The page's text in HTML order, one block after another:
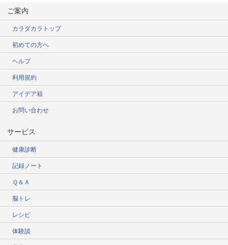
ご案内
カラダカラトップ
初めての方へ
ヘルプ
利用規約
アイデア箱
お問い合わせ
サービス
健康診断
記録ノート
Ｑ＆Ａ
脳トレ
レシピ
体験談